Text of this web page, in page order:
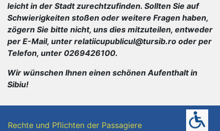
leicht in der Stadt zurechtzufinden. Sollten Sie auf
Schwierigkeiten stoßen oder weitere Fragen haben,
zögern Sie bitte nicht, uns dies mitzuteilen, entweder
per E-Mail, unter relatiicupublicul@tursib.ro oder per
Telefon, unter 0269426100.
Wir wünschen Ihnen einen schönen Aufenthalt in
Sibiu!
Rechte und Pflichten der Passagiere